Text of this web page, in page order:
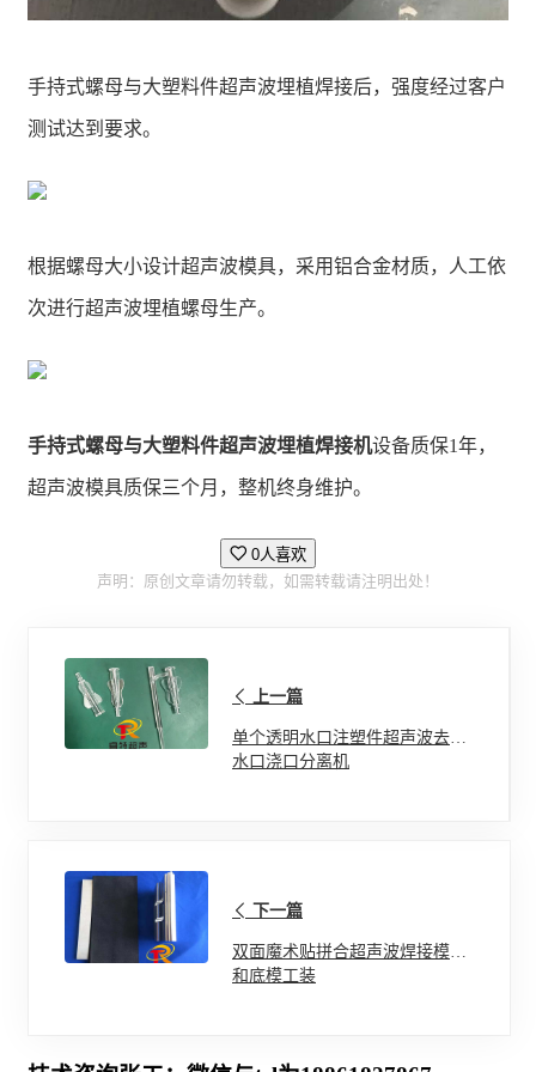
手持式螺母与大塑料件超声波埋植焊接后，强度经过客户
测试达到要求。
根据螺母大小设计超声波模具，采用铝合金材质，人工依
次进行超声波埋植螺母生产。
手持式螺母与大塑料件超声波埋植焊接机设备质保1年，
超声波模具质保三个月，整机终身维护。
0人喜欢
声明：原创文章请勿转载，如需转载请注明出处！
上一篇
单个透明水口注塑件超声波去切
水口浇口分离机
下一篇
双面魔术贴拼合超声波焊接模具
和底模工装